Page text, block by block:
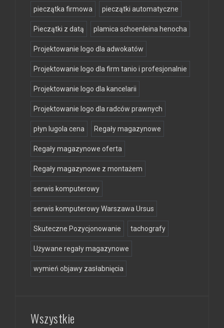
pieczątka firmowa pieczątki automatyczne
Pieczątki z datą plamica schoenleina henocha
Projektowanie logo dla adwokatów
Projektowanie logo dla firm tanio i profesjonalnie
Projektowanie logo dla kancelarii
Projektowanie logo dla radców prawnych
płyn lugola cena Regały magazynowe
Regały magazynowe oferta
Regały magazynowe z montażem
serwis komputerowy
serwis komputerowy Warszawa Ursus
Skuteczne Pozycjonowanie tachografy
Używane regały magazynowe
wymień objawy zasłabnięcia
Wszystkie